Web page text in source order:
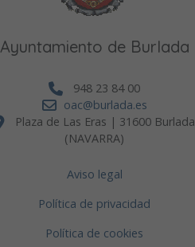
Ayuntamiento de Burlada
948 23 84 00
oac@burlada.es
Plaza de Las Eras | 31600 Burlada
(NAVARRA)
Aviso legal
Política de privacidad
Política de cookies